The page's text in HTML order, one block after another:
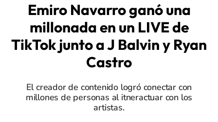
Emiro Navarro ganó una
millonada en un LIVE de
TikTok junto a J Balvin y Ryan
Castro
El creador de contenido logró conectar con
millones de personas al itneractuar con los
artistas.